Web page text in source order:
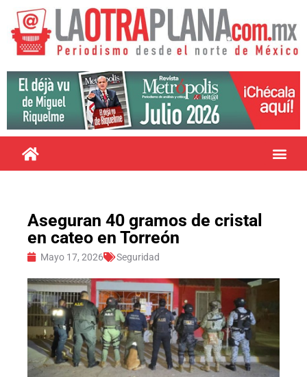
Aseguran 40 gramos de cristal
en cateo en Torreón
Mayo 17, 2026 Seguridad